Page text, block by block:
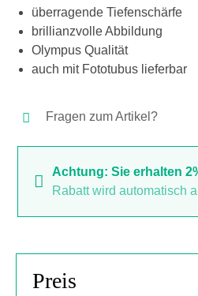
überragende Tiefenschärfe
brillianzvolle Abbildung
Olympus Qualität
auch mit Fototubus lieferbar
Fragen zum Artikel?
Achtung: Sie erhalten
Rabatt wird automatisch
Preis